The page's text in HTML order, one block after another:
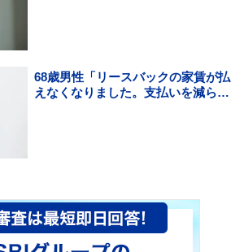
68歳男性「リースバックの家賃が払
えなくなりました。支払いを減らす